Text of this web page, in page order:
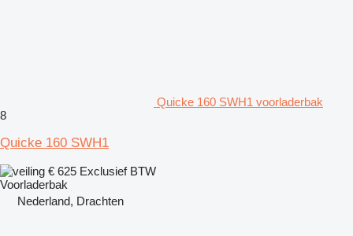
Quicke 160 SWH1 voorladerbak
8
Quicke 160 SWH1
€ 625 Exclusief BTW
Voorladerbak
Nederland, Drachten